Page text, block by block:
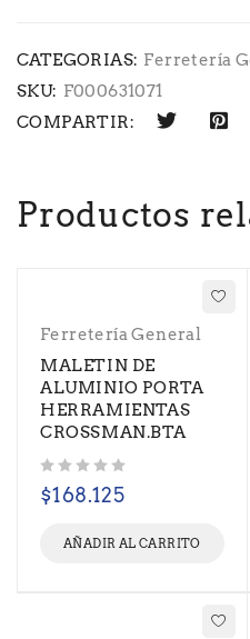
CATEGORIAS: Ferretería
SKU: F000631071
COMPARTIR:
Productos
Ferretería General
MALETIN DE
ALUMINIO PORTA
HERRAMIENTAS
CROSSMAN.BTA
$168.125
AÑADIR AL CARRITO